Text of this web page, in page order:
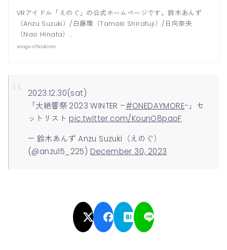
VRアイドル「えのぐ」の公式ホームページです。鈴木あんず
（Anzu Suzuki）/白藤環（Tamaki Shirafuji）/日向奈央
（Nao Hinata）…
enogu-official.com
2023.12.30(sat)
「大絶響祭 2023 WINTER –#ONEDAYMORE-」セ
ットリスト pic.twitter.com/KounO8paoF
— 鈴木あんず Anzu Suzuki（えのぐ）
(@anzu15_225) December 30, 2023